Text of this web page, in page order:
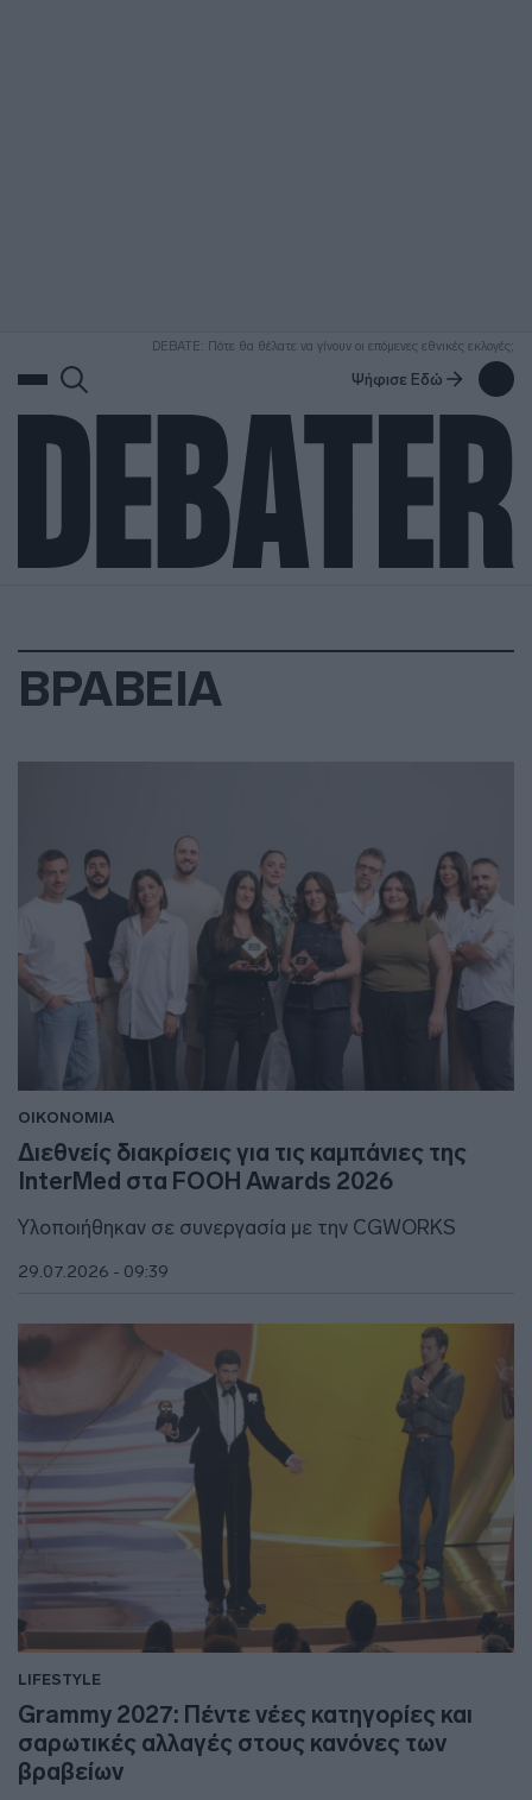
DEBATE: Πότε θα θέλατε να γίνουν οι επόμενες εθνικές εκλογές;
Ψήφισε Εδώ
ΒΡΑΒΕΙΑ
ΟΙΚΟΝΟΜΙΑ
Διεθνείς διακρίσεις για τις καμπάνιες της
InterMed στα FOOH Awards 2026
Υλοποιήθηκαν σε συνεργασία με την CGWORKS
29.07.2026 - 09:39
LIFESTYLE
Grammy 2027: Πέντε νέες κατηγορίες και
σαρωτικές αλλαγές στους κανόνες των
βραβείων